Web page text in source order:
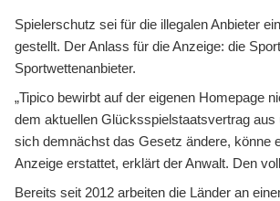
Spielerschutz sei für die illegalen Anbieter
gestellt. Der Anlass für die Anzeige: die
Sportwettenanbieter.
„Tipico bewirbt auf der eigenen Homepage
dem aktuellen Glücksspielstaatsvertrag aus
sich demnächst das Gesetz ändere, könne
Anzeige erstattet, erklärt der Anwalt. Den
Bereits seit 2012 arbeiten die Länder an